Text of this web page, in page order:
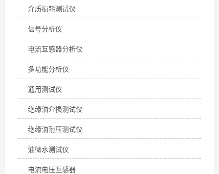
介质损耗测试仪
信号分析仪
电流互感器分析仪
多功能分析仪
通用测试仪
绝缘油介损测试仪
绝缘油耐压测试仪
油微水测试仪
电流电压互感器